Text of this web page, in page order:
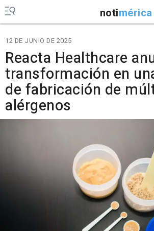
notimérica
12 DE JUNIO DE 2025
Reacta Healthcare
transformación en
de fabricación de
alérgenos